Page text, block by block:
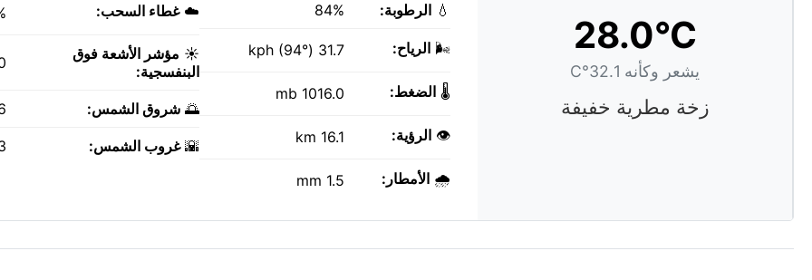
28.0°C
يشعر وكأنه 32.1°C
زخة مطرية خفيفة
💧 الرطوبة: 84%
🌬️ الرياح: 31.7 kph (94°)
🌡️ الضغط: 1016.0 mb
👁️ الرؤية: 16.1 km
🌧️ الأمطار: 1.5 mm
☁️غطاء السحب:
☀️ مؤشر الأشعة فوق
البنفسجية:
🌅 شروق الشمس:
🌇غروب الشمس: